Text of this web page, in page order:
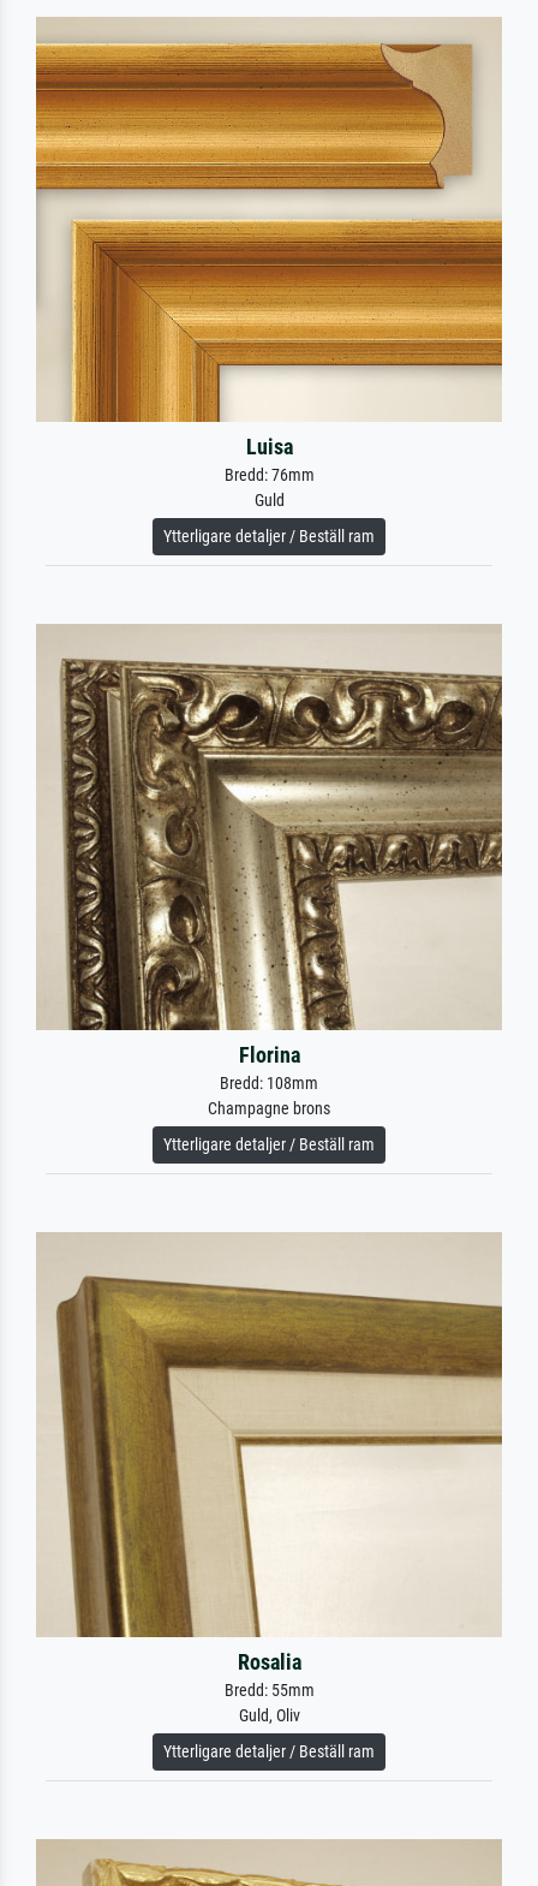
Luisa
Bredd: 76mm
Guld
Ytterligare detaljer / Beställ ram
Florina
Bredd: 108mm
Champagne brons
Ytterligare detaljer / Beställ ram
Rosalia
Bredd: 55mm
Guld, Oliv
Ytterligare detaljer / Beställ ram